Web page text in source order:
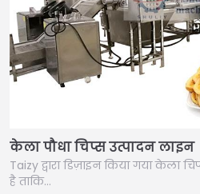
केला पौधा चिप्स उत्पादन लाइन
Taizy द्वारा डिज़ाइन किया गया केला
है ताकि…